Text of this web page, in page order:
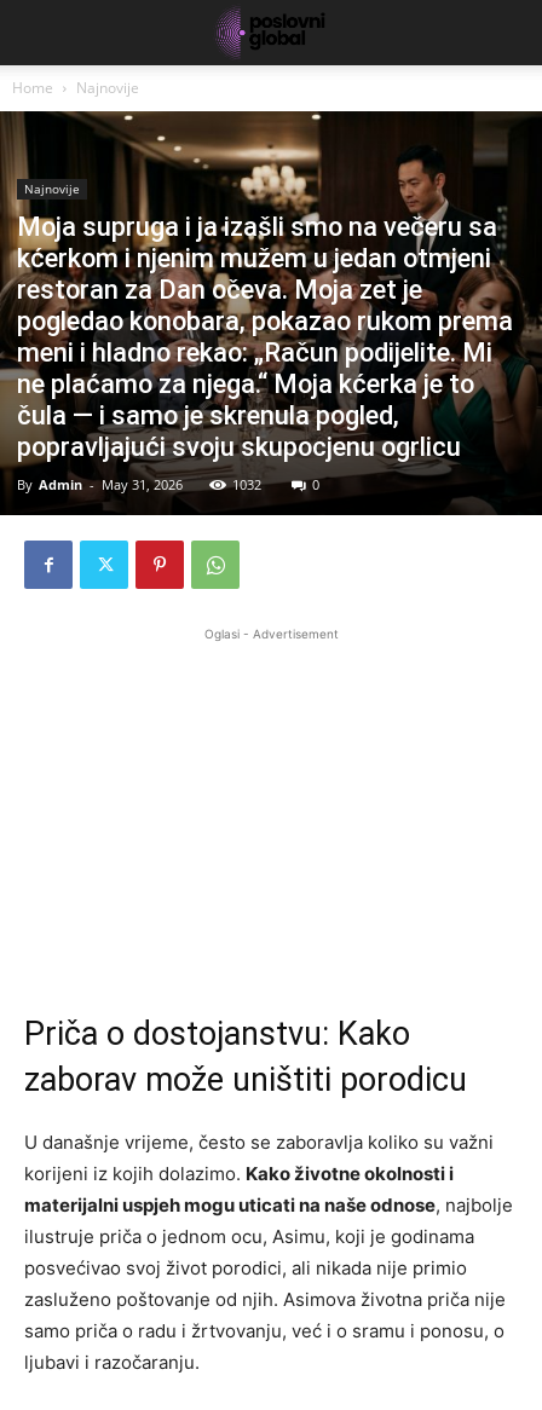
Home Najnovije
Najnovije
Moja supruga i ja izašli smo na večeru sa
kćerkom i njenim mužem u jedan otmjeni
restoran za Dan očeva. Moja zet je
pogledao konobara, pokazao rukom prema
meni i hladno rekao: „Račun podijelite. Mi
ne plaćamo za njega.“ Moja kćerka je to
čula — i samo je skrenula pogled,
popravljajući svoju skupocjenu ogrlicu
By Admin - May 31, 2026 1032 0
Oglasi - Advertisement
Priča o dostojanstvu: Kako
zaborav može uništiti porodicu
U današnje vrijeme, često se zaboravlja koliko su važni
korijeni iz kojih dolazimo. Kako životne okolnosti i
materijalni uspjeh mogu uticati na naše odnose, najbolje
ilustruje priča o jednom ocu, Asimu, koji je godinama
posvećivao svoj život porodici, ali nikada nije primio
zasluženo poštovanje od njih. Asimova životna priča nije
samo priča o radu i žrtvovanju, već i o sramu i ponosu, o
ljubavi i razočaranju.